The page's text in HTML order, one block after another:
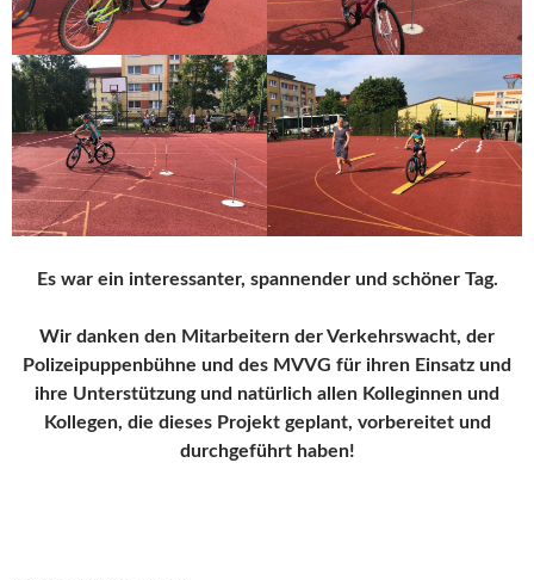
Es war ein interessanter, spannender und schöner Tag.
Wir danken den Mitarbeitern der Verkehrswacht, der
Polizeipuppenbühne und des MVVG für ihren Einsatz und
ihre Unterstützung und natürlich allen Kolleginnen und
Kollegen, die dieses Projekt geplant, vorbereitet und
durchgeführt haben!